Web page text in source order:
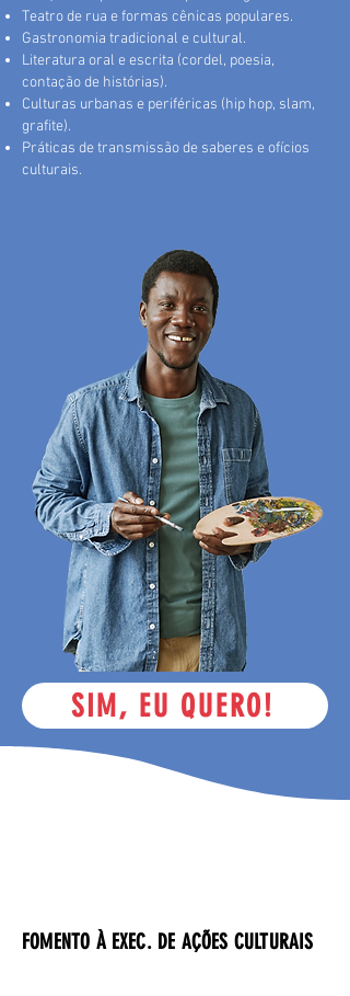
Teatro de rua e formas cênicas populares.
Gastronomia tradicional e cultural.
Literatura oral e escrita (cordel, poesia,
contação de histórias).
Culturas urbanas e periféricas (hip hop, slam,
grafite).
Práticas de transmissão de saberes e ofícios
culturais.
SIM, EU QUERO!
FOMENTO À EXEC. DE AÇÕES CULTURAIS